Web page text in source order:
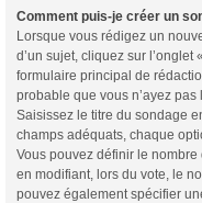
Comment puis-je créer un
Lorsque vous rédigez un
d’un sujet, cliquez sur
formulaire principal de
probable que vous n’ayez
Saisissez le titre du sondage
champs adéquats, chaque
Vous pouvez définir le
en modifiant, lors du vote, le
pouvez également spécifier